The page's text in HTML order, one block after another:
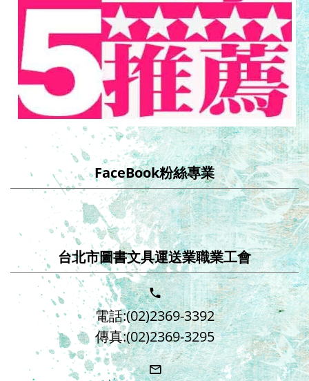
FaceBook粉絲專業
台北市圖書文具運送業職業工會
電話:(02)2369-3392
傳真:(02)2369-3295